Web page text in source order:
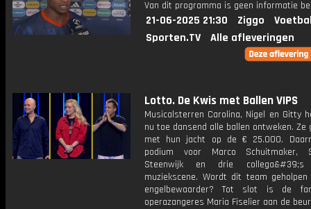
Van dit programma is geen informatie
21-06-2025 21:30 Ziggo
Sporten.TV
Alle afleveringen
Lotto. De Kwis met Ballen VIPS
Musicalsterren Carolina, Nigel en Gitty
nu toe dansend alle ballen ontweken. Ze
met hun jacht op de € 25.000.
podium voor Marco Schuitmaker,
Steenwijk en drie
muziekscene. Wordt dit team
engelbewaarder? Tot slot is de
operazangeres Maria Fiselier aan de